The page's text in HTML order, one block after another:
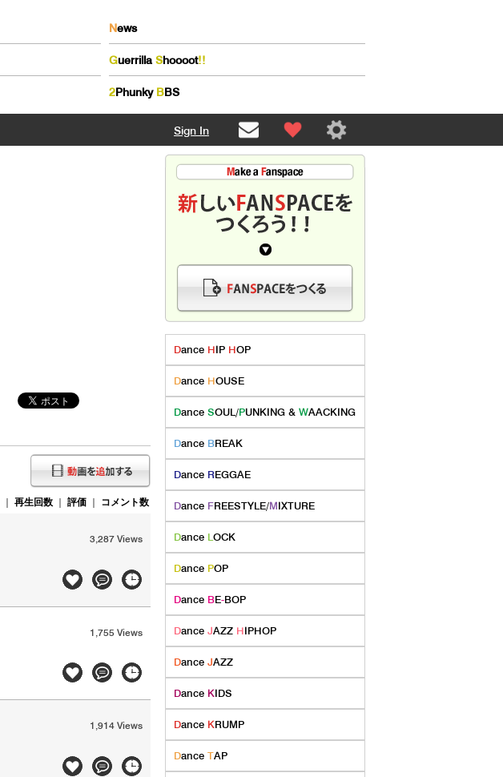
News
Guerrilla Shoooot!!
2Phunky BBS
Sign In
｜ 再生回数 ｜ 評価 ｜ コメント数
3,287 Views
1,755 Views
1,914 Views
Dance HIP HOP
Dance HOUSE
Dance SOUL/PUNKING & WAACKING
Dance BREAK
Dance REGGAE
Dance FREESTYLE/MIXTURE
Dance LOCK
Dance POP
Dance BE-BOP
Dance JAZZ HIPHOP
Dance JAZZ
Dance KIDS
Dance KRUMP
Dance TAP